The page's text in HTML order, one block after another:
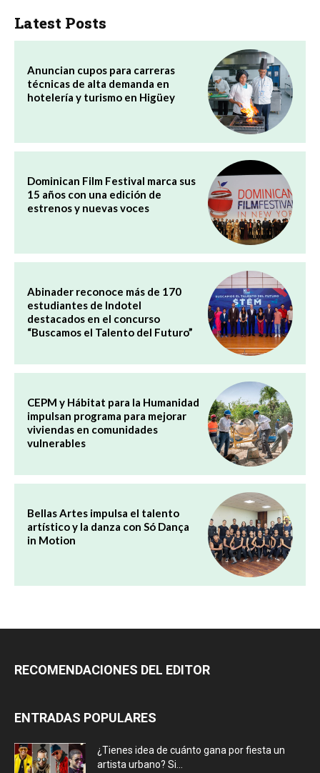
Latest Posts
Anuncian cupos para carreras
técnicas de alta demanda en
hotelería y turismo en Higüey
Dominican Film Festival marca sus
15 años con una edición de
estrenos y nuevas voces
Abinader reconoce más de 170
estudiantes de Indotel
destacados en el concurso
“Buscamos el Talento del Futuro”
CEPM y Hábitat para la Humanidad
impulsan programa para mejorar
viviendas en comunidades
vulnerables
Bellas Artes impulsa el talento
artístico y la danza con Só Dança
in Motion
RECOMENDACIONES DEL EDITOR
ENTRADAS POPULARES
¿Tienes idea de cuánto gana por fiesta un
artista urbano? Si...